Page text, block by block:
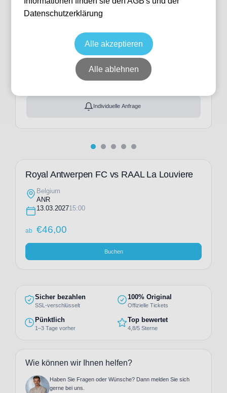
Shortside Standing
15:00
10 verfügbar
Belgien
Bosuilstadion
Ticket(s) + Hotel
Individuelle Anfrage
Royal Antwerpen FC vs RAAL La Louviere
Belgium
ANR
13.03.202715:00
ab €46,00
Buchen
Sicher bezahlen
SSL-verschlüsselt
100% Original
Offizielle Tickets
Pünktlich
1–3 Tage vorher
Top bewertet
4,8/5 Sterne
Wie können wir Ihnen helfen?
Haben Sie Fragen oder Wünsche? Dann melden Sie sich
gerne bei uns.
Datenschutzerklärung
Alle akzeptieren
Alle ablehnen